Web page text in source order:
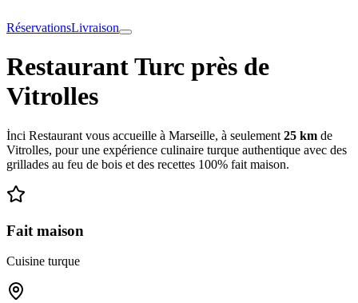
RéservationsLivraison
Restaurant Turc près de
Vitrolles
İnci Restaurant vous accueille à Marseille, à seulement 25 km de
Vitrolles, pour une expérience culinaire turque authentique avec des
grillades au feu de bois et des recettes 100% fait maison.
Fait maison
Cuisine turque